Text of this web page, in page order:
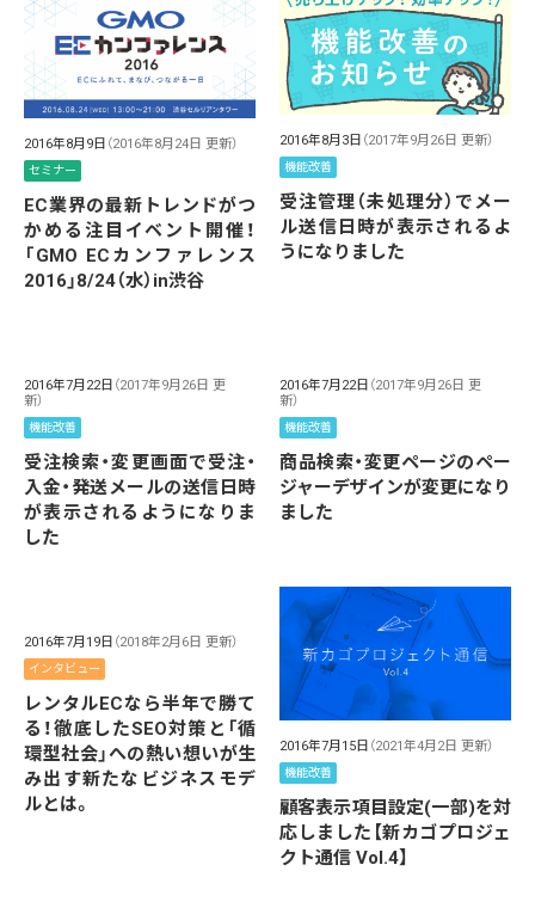
2016年8月9日 （2016年8月24日 更新）
セミナー
EC業界の最新トレンドがつ
かめる注目イベント開催！
「GMO ECカンファレンス
2016」8/24（水）in渋谷
2016年8月3日 （2017年9月26日 更新）
機能改善
受注管理（未処理分）でメー
ル送信日時が表示されるよ
うになりました
2016年7月22日 （2017年9月26日 更
新）
機能改善
受注検索・変更画面で受注・
入金・発送メールの送信日時
が表示されるようになりま
した
2016年7月22日 （2017年9月26日 更
新）
機能改善
商品検索・変更ページのペー
ジャーデザインが変更になり
ました
2016年7月19日 （2018年2月6日 更新）
インタビュー
レンタルECなら半年で勝て
る！徹底したSEO対策と「循
環型社会」への熱い想いが生
み出す新たなビジネスモデ
ルとは。
2016年7月15日 （2021年4月2日 更新）
機能改善
顧客表示項目設定(一部)を対
応しました【新カゴプロジェ
クト通信 Vol.4】